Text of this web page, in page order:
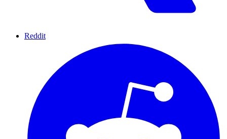
Reddit